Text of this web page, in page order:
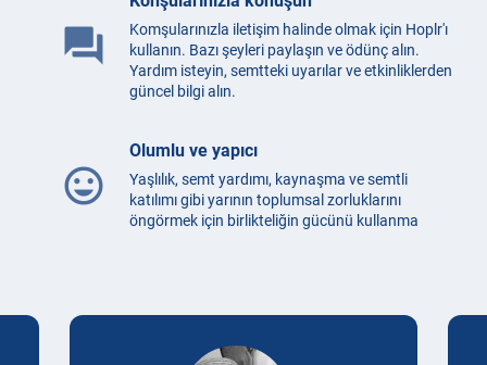
question_answer
Komşularınızla iletişim halinde olmak için Hoplr'ı
kullanın. Bazı şeyleri paylaşın ve ödünç alın.
Yardım isteyin, semtteki uyarılar ve etkinliklerden
güncel bilgi alın.
mood
Olumlu ve yapıcı
Yaşlılık, semt yardımı, kaynaşma ve semtli
katılımı gibi yarının toplumsal zorluklarını
öngörmek için birlikteliğin gücünü kullanma
Testimonials